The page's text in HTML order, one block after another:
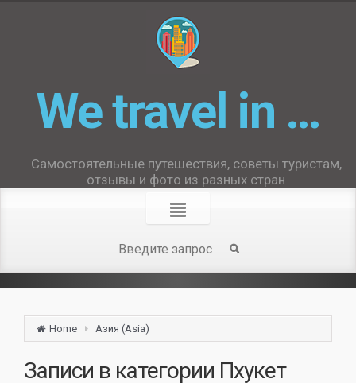
We travel in …
Самостоятельные путешествия, советы туристам,
отзывы и фото из разных стран
Home Азия (Asia)
Записи в категории Пхукет